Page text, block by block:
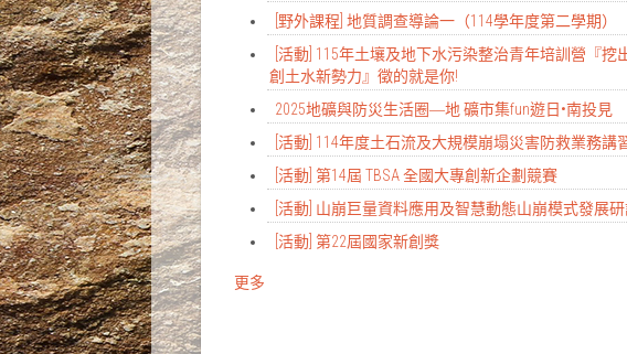
[野外課程] 地質調查導論一（114學年度第二學期）
[活動] 115年土壤及地下水污染整治青年培訓營『挖
創土水新勢力』徵的就是你!
2025地礦與防災生活圈―地 礦市集fun遊日•南投見
[活動] 114年度土石流及大規模崩塌災害防救業務講
[活動] 第14屆 TBSA 全國大專創新企劃競賽
[活動] 山崩巨量資料應用及智慧動態山崩模式發展
[活動] 第22屆國家新創獎
更多